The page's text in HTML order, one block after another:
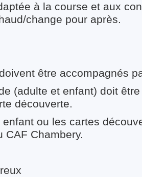
à la course et aux
change pour après.
être accompagnés
(adulte et enfant) doit
découverte.
ou les cartes
CAF Chambery.